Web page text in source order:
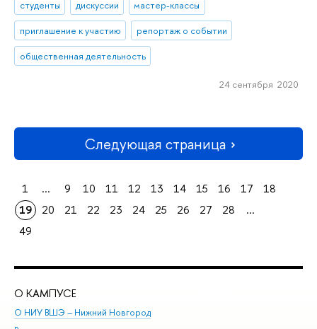
студенты
дискуссии
мастер-классы
приглашение к участию
репортаж о событии
общественная деятельность
24 сентября 2020
Следующая страница
1 ... 9 10 11 12 13 14 15 16 17
18
19
20 21 22 23 24 25 26 27 28
...
49
О КАМПУСЕ
О НИУ ВШЭ – Нижний Новгород